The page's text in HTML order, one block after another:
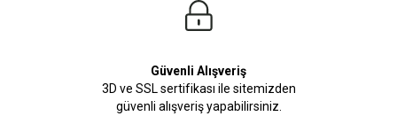
Güvenli Alışveriş
3D ve SSL sertifikası ile sitemizden
güvenli alışveriş yapabilirsiniz.